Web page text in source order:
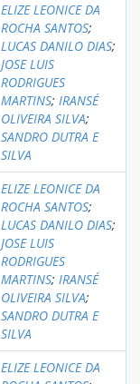
ELIZE LEONICE DA
ROCHA SANTOS;
LUCAS DANILO DIAS;
JOSE LUIS
RODRIGUES
MARTINS; IRANSÉ
OLIVEIRA SILVA;
SANDRO DUTRA E
SILVA
ELIZE LEONICE DA
ROCHA SANTOS;
LUCAS DANILO DIAS;
JOSE LUIS
RODRIGUES
MARTINS; IRANSÉ
OLIVEIRA SILVA;
SANDRO DUTRA E
SILVA
ELIZE LEONICE DA